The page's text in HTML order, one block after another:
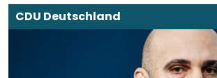
CDU Deutschland